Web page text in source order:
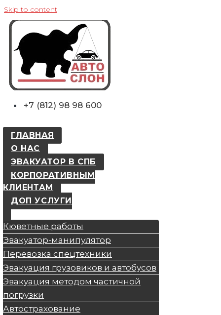
Skip to content
+7 (812) 98 98 600
ГЛАВНАЯ
О НАС
ЭВАКУАТОР В СПБ
КОРПОРАТИВНЫМ
КЛИЕНТАМ
ДОП УСЛУГИ
Кюветные работы
Эвакуатор-манипулятор
Перевозка спецтехники
Эвакуация грузовиков и автобусов
Эвакуация методом частичной
погрузки
Автострахование